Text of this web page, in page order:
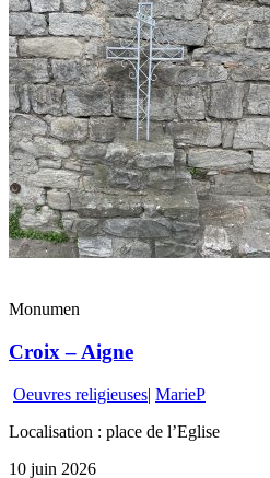
Monumen
Croix – Aigne
Oeuvres religieuses| MarieP
Localisation : place de l’Eglise
10 juin 2026